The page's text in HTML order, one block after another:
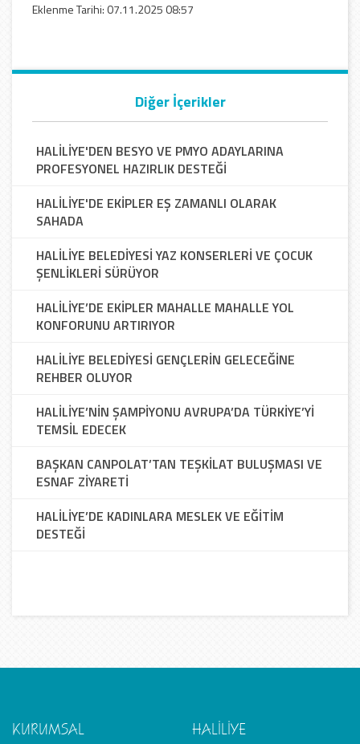
Eklenme Tarihi: 07.11.2025 08:57
Diğer İçerikler
HALİLİYE'DEN BESYO VE PMYO ADAYLARINA
PROFESYONEL HAZIRLIK DESTEĞİ
HALİLİYE'DE EKİPLER EŞ ZAMANLI OLARAK
SAHADA
HALİLİYE BELEDİYESİ YAZ KONSERLERİ VE ÇOCUK
ŞENLİKLERİ SÜRÜYOR
HALİLİYE’DE EKİPLER MAHALLE MAHALLE YOL
KONFORUNU ARTIRIYOR
HALİLİYE BELEDİYESİ GENÇLERİN GELECEĞİNE
REHBER OLUYOR
HALİLİYE’NİN ŞAMPİYONU AVRUPA’DA TÜRKİYE’Yİ
TEMSİL EDECEK
BAŞKAN CANPOLAT’TAN TEŞKİLAT BULUŞMASI VE
ESNAF ZİYARETİ
HALİLİYE’DE KADINLARA MESLEK VE EĞİTİM
DESTEĞİ
KURUMSAL HALİLİYE